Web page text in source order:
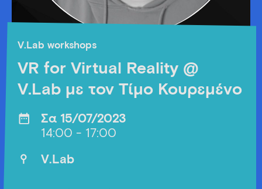
V.Lab workshops
VR fοr Virtual Reality @
V.Lab με τον Τίμο Κουρεμένο
Σα 15/07/2023
14:00 - 17:00
V.Lab